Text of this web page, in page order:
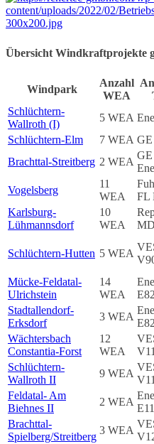
Übersicht Windkraftprojekte
Windpark
Anzahl
WEA
Schlüchtern-
Wallroth (I)
5 WEA
Schlüchtern-Elm
7 WEA
Brachttal-Streitberg 2 WEA
Vogelsberg
11
WEA
FL
Karlsburg-
Lühmannsdorf
10
WEA
Schlüchtern-Hutten 5 WEA
Mücke-Feldatal-
Ulrichstein
14
WEA
E82
Stadtallendorf-
Erksdorf
3 WEA
Wächtersbach
Constantia-Forst
12
WEA
Schlüchtern-
Wallroth II
9 WEA
Feldatal- Am
Biehnes II
2 WEA
Brachttal-
Spielberg/Streitberg
3 WEA